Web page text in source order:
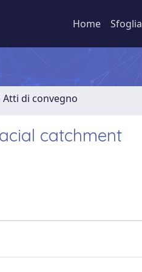
Home Sfoglia
di convegno
catchment